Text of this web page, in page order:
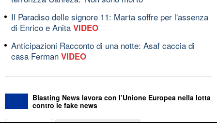
Il Paradiso delle signore 11: Marta soffre per l'assenza
di Enrico e Anita VIDEO
Anticipazioni Racconto di una notte: Asaf caccia di
casa Ferman VIDEO
Blasting News lavora con l’Unione Europea nella lotta
contro le fake news